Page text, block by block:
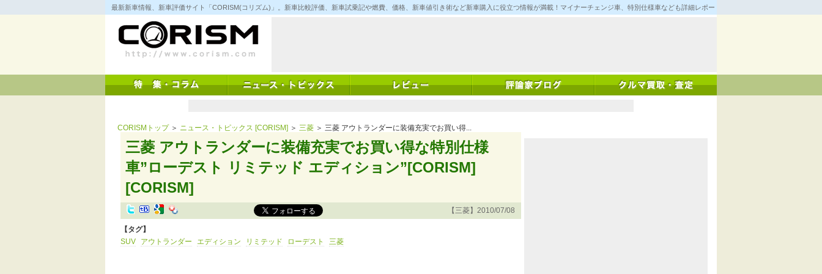
コ
ン
キ
ッ
最新新車情報、新車評価サイト「CORISM(コリズム)」。新車比較評価、新車試乗記や燃費、価格、新車値引き術など新車購入に役立つ情報が満載！マイナーチェンジ車、特別仕様車なども詳細レポート！
CORISMトップ＞ ニュース・トピックス [CORISM] ＞ 三菱 ＞ 三菱 アウトランダーに装備充実でお買い得...
三菱 アウトランダーに装備充実でお買い得な特別仕様
車”ローデスト リミテッド エディション”[CORISM]
[CORISM]
【三菱】2010/07/08
【タグ】
SUV
アウトランダー エディション リミテッド ローデスト 三菱